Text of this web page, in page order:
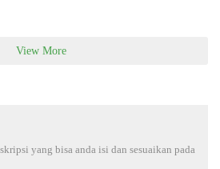
View More
yang bisa anda isi dan sesuaikan pada